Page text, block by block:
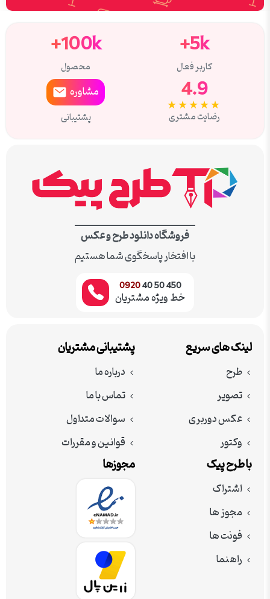
5k+
کاربر فعال
100k+
محصول
4.9
★★★★★
رضایت مشتری
مشاوره
پشتیبانی
فروشگاه دانلود طرح و عکس
با افتخار پاسخگوی شما هستیم
450 50 40
0920
خط ویژه مشتریان
لینک های سریع
طرح
تصویر
عکس دوربری
وکتور
پشتیبانی مشتریان
درباره ما
تماس با ما
سوالات متداول
قوانین و مقررات
با طرح پیک
اشتراک
مجوز ها
فونت ها
راهنما
مجوزها